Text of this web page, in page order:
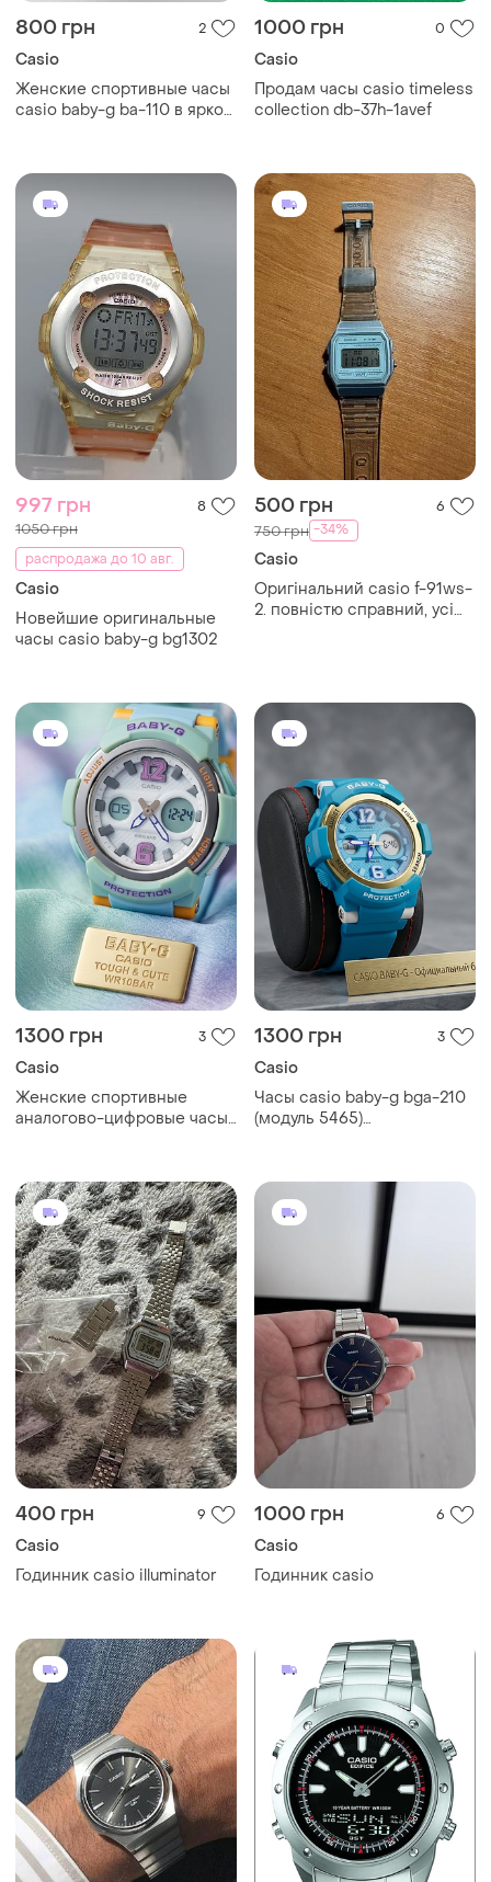
800 грн 2
Casio
Женские спортивные часы
casio baby-g ba-110 в ярком
(leopard series).
1000 грн 0
Casio
Продам часы casio timeless
collection db-37h-1avef
997 грн 8
1050 грн
распродажа до 10 авг.
Casio
Новейшие оригинальные
часы casio baby-g bg1302
500 грн 6
750 грн -34%
Casio
Оригінальний casio f-91ws-
2. повністю справний, усі
1300 грн 3
Casio
Женские спортивные
аналогово-цифровые часы
спортивной расцветке.
1300 грн 3
Casio
Часы casio baby-g bga-210
(модуль 5465)
для плавания
400 грн 9
Casio
Годинник casio illuminator
1000 грн 6
Casio
Годинник casio